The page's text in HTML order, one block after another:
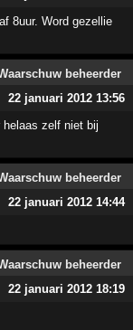
8uur. Word gezellie
22 januari 2012 13:56
zelf niet bij
22 januari 2012 14:44
22 januari 2012 18:19